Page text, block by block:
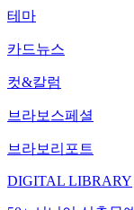
테마
카드뉴스
컷&칼럼
브라보스페셜
브라보리포트
DIGITAL LIBRARY